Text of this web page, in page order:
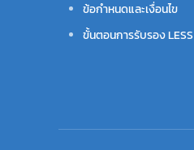
ข้อกำหนดและเงื่อนไข
ขั้นตอนการรับรอง LESS